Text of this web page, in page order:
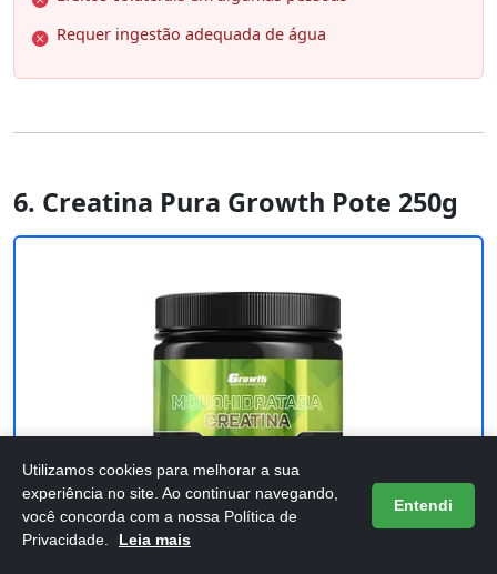
Requer ingestão adequada de água
6. Creatina Pura Growth Pote 250g
Utilizamos cookies para melhorar a sua
experiência no site. Ao continuar navegando,
você concorda com a nossa Política de
Privacidade.
Leia mais
Entendi